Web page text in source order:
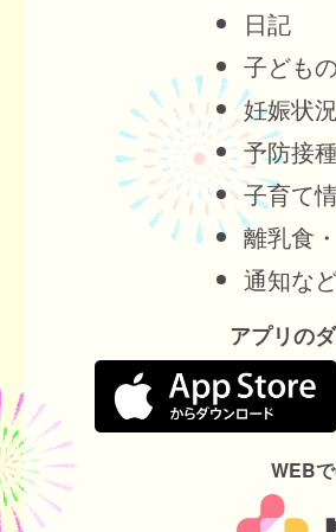
日記
子ども
妊娠状況
予防接
子育て
離乳食
通知な
アプリの
WEB